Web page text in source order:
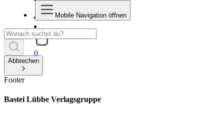
0
Mobile Navigation öffnen
Abbrechen
Footer
Bastei Lübbe Verlagsgruppe